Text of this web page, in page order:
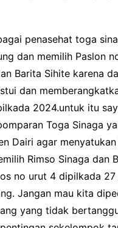
penasehat toga
dan memilih Paslon
Barita Sihite karena
dan
2024.untuk itu
Toga Sinaga
Dairi agar
Rimso Sinaga dan
no urut 4 dipilkada
Jangan mau kita
yang tidak